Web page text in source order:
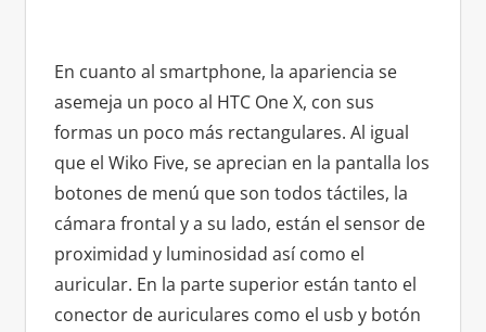
En cuanto al smartphone, la apariencia se
asemeja un poco al HTC One X, con sus
formas un poco más rectangulares. Al igual
que el Wiko Five, se aprecian en la pantalla los
botones de menú que son todos táctiles, la
cámara frontal y a su lado, están el sensor de
proximidad y luminosidad así como el
auricular. En la parte superior están tanto el
conector de auriculares como el usb y botón